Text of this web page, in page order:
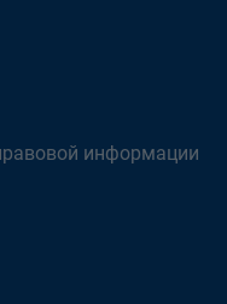
информации